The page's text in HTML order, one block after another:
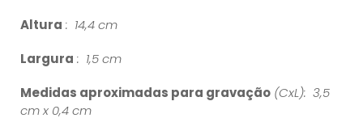
Altura : 14,4 cm
Largura : 1,5 cm
Medidas aproximadas para gravação (CxL): 3,5
cm x 0,4 cm